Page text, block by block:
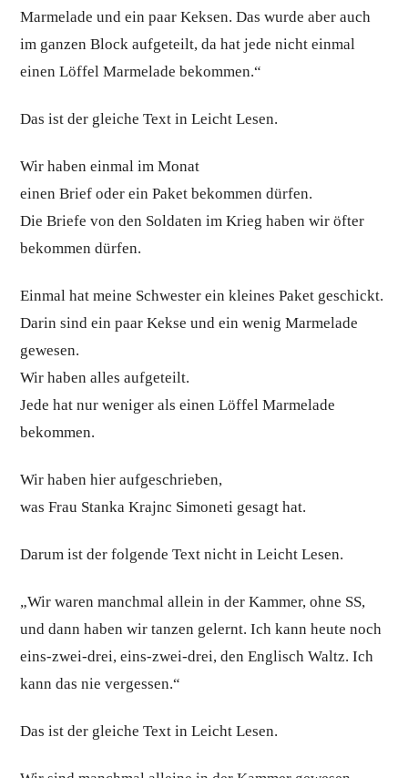
Marmelade und ein paar Keksen. Das wurde aber auch
im ganzen Block aufgeteilt, da hat jede nicht einmal
einen Löffel Marmelade bekommen.“
Das ist der gleiche Text in Leicht Lesen.
Wir haben einmal im Monat
einen Brief oder ein Paket bekommen dürfen.
Die Briefe von den Soldaten im Krieg haben wir öfter
bekommen dürfen.
Einmal hat meine Schwester ein kleines Paket geschickt.
Darin sind ein paar Kekse und ein wenig Marmelade
gewesen.
Wir haben alles aufgeteilt.
Jede hat nur weniger als einen Löffel Marmelade
bekommen.
Wir haben hier aufgeschrieben,
was Frau Stanka Krajnc Simoneti gesagt hat.
Darum ist der folgende Text nicht in Leicht Lesen.
„Wir waren manchmal allein in der Kammer, ohne SS,
und dann haben wir tanzen gelernt. Ich kann heute noch
eins-zwei-drei, eins-zwei-drei, den Englisch Waltz. Ich
kann das nie vergessen.“
Das ist der gleiche Text in Leicht Lesen.